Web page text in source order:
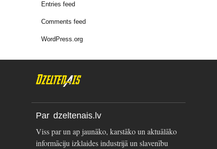
Entries feed
Comments feed
WordPress.org
Par dzeltenais.lv
Viss par un ap jaunāko, karstāko un aktuālāko
informāciju izklaides industrijā un slavenību